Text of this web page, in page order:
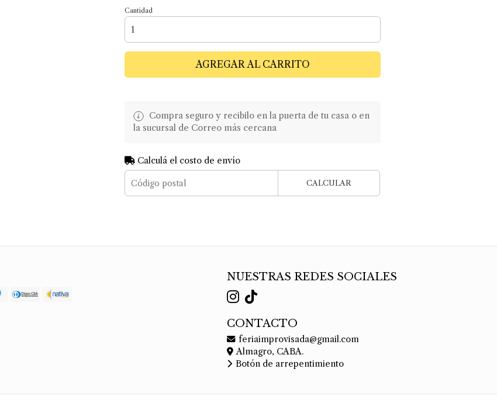
Cantidad
AGREGAR AL CARRITO
Compra seguro y recibilo en la puerta de tu casa o en
la sucursal de Correo más cercana
Calculá el costo de envío
CALCULAR
NUESTRAS REDES SOCIALES
CONTACTO
feriaimprovisada@gmail.com
Almagro, CABA.
Botón de arrepentimiento